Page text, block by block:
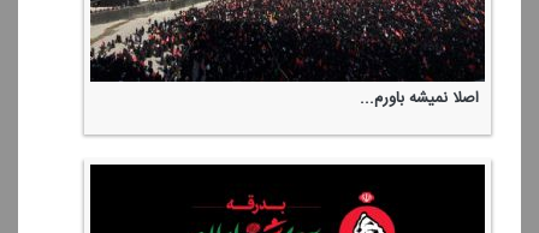
اصلا نمیشه باورم...